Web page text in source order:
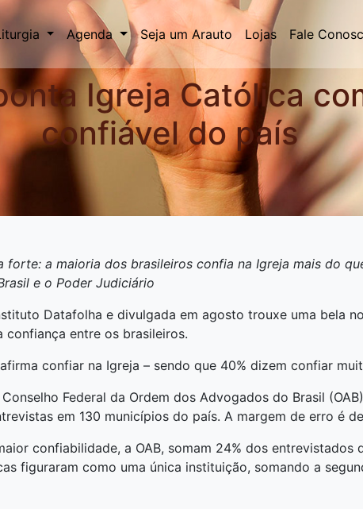
Agenda Seja um Arauto Lojas Fale
Igreja Católica
confiável do país
forte: a maioria dos brasileiros confia na Igreja mais do
e o Poder Judiciário
Datafolha e divulgada em agosto trouxe uma bela
entre os brasileiros.
confiar na Igreja – sendo que 40% dizem confiar
Federal da Ordem dos Advogados do Brasil
em 130 municípios do país. A margem de erro é
confiabilidade, a OAB, somam 24% dos entrevistados
figuraram como uma única instituição, somando a